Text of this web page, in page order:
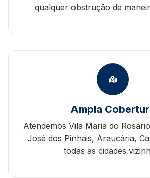
qualquer obstrução de
Ampla
Atendemos Vila Maria do
José dos Pinhais, Araucária,
todas as cidades